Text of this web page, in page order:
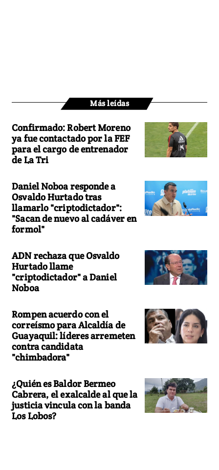
Más leídas
Confirmado: Robert Moreno
ya fue contactado por la FEF
para el cargo de entrenador
de La Tri
Daniel Noboa responde a
Osvaldo Hurtado tras
llamarlo "criptodictador":
"Sacan de nuevo al cadáver en
formol"
ADN rechaza que Osvaldo
Hurtado llame
"criptodictador" a Daniel
Noboa
Rompen acuerdo con el
correísmo para Alcaldía de
Guayaquil: líderes arremeten
contra candidata
"chimbadora"
¿Quién es Baldor Bermeo
Cabrera, el exalcalde al que la
justicia vincula con la banda
Los Lobos?